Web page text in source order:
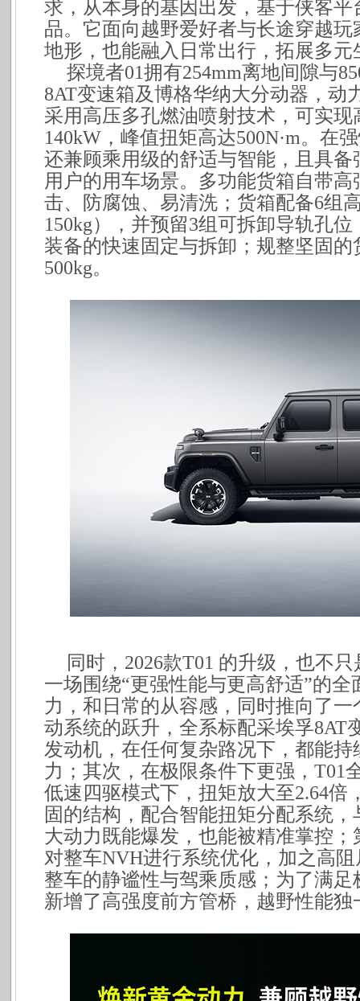
求，从本身的基因出发，基于侠客
品。它面向越野爱好者与长途穿越
地形，也能融入日常出行，拓展多元
探境者01拥有254mm离地间隙与
8AT变速箱及博格华纳大分动器，动
采用高压多孔燃油喷射技术，可实
140kW，峰值扭矩高达500N·m。在
还兼顾乘用级的舒适与智能，且具
用户的用车场景。多功能货箱自带
击、防腐蚀、易清洗；货箱配备6组
150kg），并预留3组可拆卸导轨孔
装备的快速固定与拆卸；规整坚固
500kg。
同时，2026款T01 的升级，也不
一场围绕“更强性能与更高舒适”的
力，和日常的从容感，同时推向了
动系统的跃升，全系标配采埃孚8AT
发动机，在任何复杂路况下，都能
力；其次，在极限条件下更强，T01
低速四驱模式下，扭矩放大至2.64倍
固的结构，配合智能扭矩分配系统，
大动力既能爆发，也能被精准掌控
对整车NVH进行系统优化，加之高
整车的静谧性与驾乘质感；为了满足
新增了高强度前方管桥，越野性能独